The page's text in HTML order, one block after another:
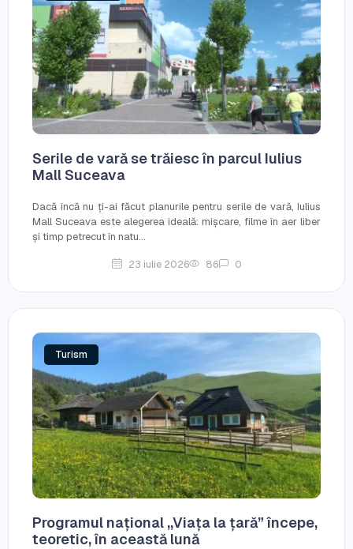
Serile de vară se trăiesc în parcul Iulius
Mall Suceava
Dacă încă nu ți-ai făcut planurile pentru serile de vară, Iulius
Mall Suceava este alegerea ideală: mișcare, filme în aer liber
și timp petrecut în natu...
23 iulie 2026 86 0
Turism
Programul național ,,Viața la țară” începe,
teoretic, în această lună